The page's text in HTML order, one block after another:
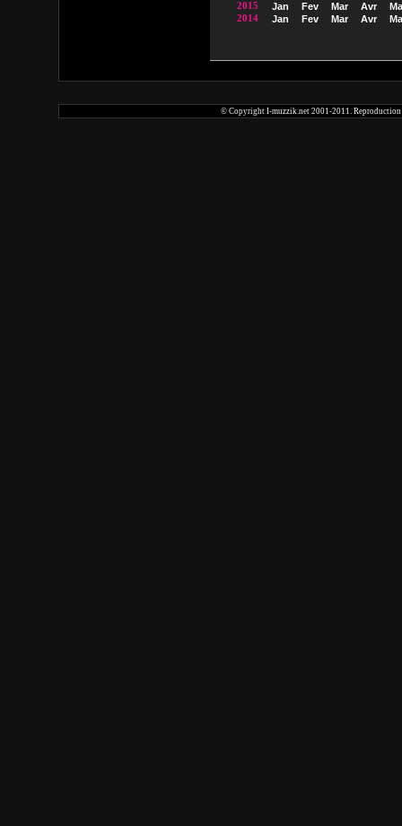
2015 Jan Fev Mar Avr
2014 Jan Fev Mar Avr
© Copyright I-muzzik.net 2001-2011. Reproduction